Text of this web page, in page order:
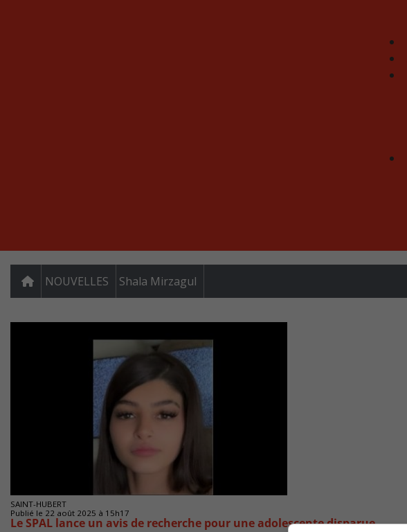
NOUVELLES Shala Mirzagul
SAINT-HUBERT
Publié le 22 août 2025 à 15h17
Le SPAL lance un avis de recherche pour une adolescente disparue